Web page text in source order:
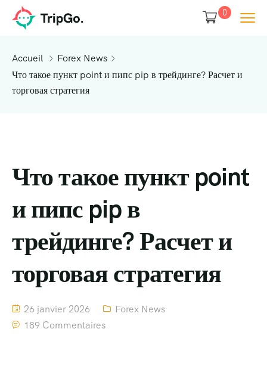
0
Accueil
Forex News
Что такое пункт point и пипс pip в трейдинге? Расчет и
торговая стратегия
Что такое пункт point
и пипс pip в
трейдинге? Расчет и
торговая стратегия
26 janvier 2026
Forex News
189 Commentaires